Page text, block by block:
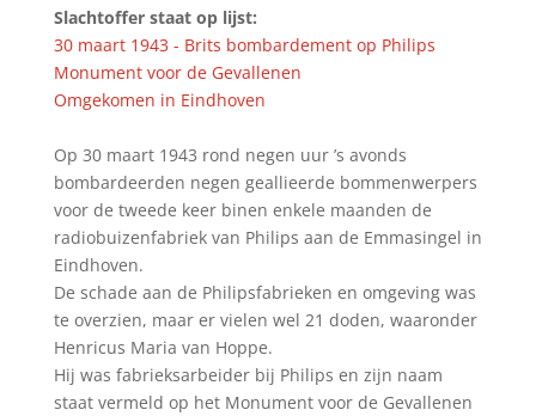
Slachtoffer staat op lijst:
30 maart 1943 - Brits bombardement op Philips
Monument voor de Gevallenen
Omgekomen in Eindhoven
Op 30 maart 1943 rond negen uur ’s avonds
bombardeerden negen geallieerde bommenwerpers
voor de tweede keer binen enkele maanden de
radiobuizenfabriek van Philips aan de Emmasingel in
Eindhoven.
De schade aan de Philipsfabrieken en omgeving was
te overzien, maar er vielen wel 21 doden, waaronder
Henricus Maria van Hoppe.
Hij was fabrieksarbeider bij Philips en zijn naam
staat vermeld op het Monument voor de Gevallenen